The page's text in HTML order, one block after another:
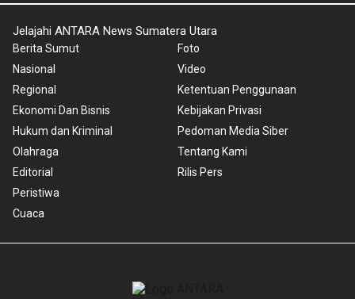
Jelajahi ANTARA News Sumatera Utara
Berita Sumut
Nasional
Regional
Ekonomi Dan Bisnis
Hukum dan Kriminal
Olahraga
Editorial
Peristiwa
Cuaca
Foto
Video
Ketentuan Penggunaan
Kebijakan Privasi
Pedoman Media Siber
Tentang Kami
Rilis Pers